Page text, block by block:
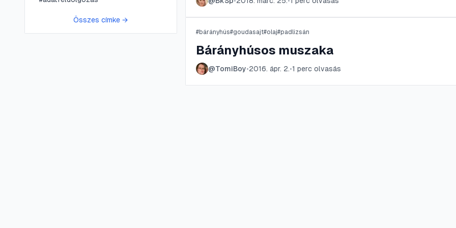
Összes címke →
#bárányhús#goudasajt#olaj#padlizsán
Bárányhúsos muszaka
@TomiBoy•2016. ápr. 2.•1 perc olvasás